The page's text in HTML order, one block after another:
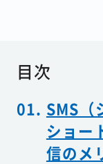
目次
SMS（
ショー
信のメ